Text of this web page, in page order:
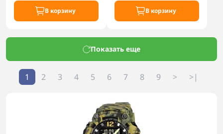
В корзину В корзину
Показать еще
1 2 3 4 5 6 7 8 9 > >|